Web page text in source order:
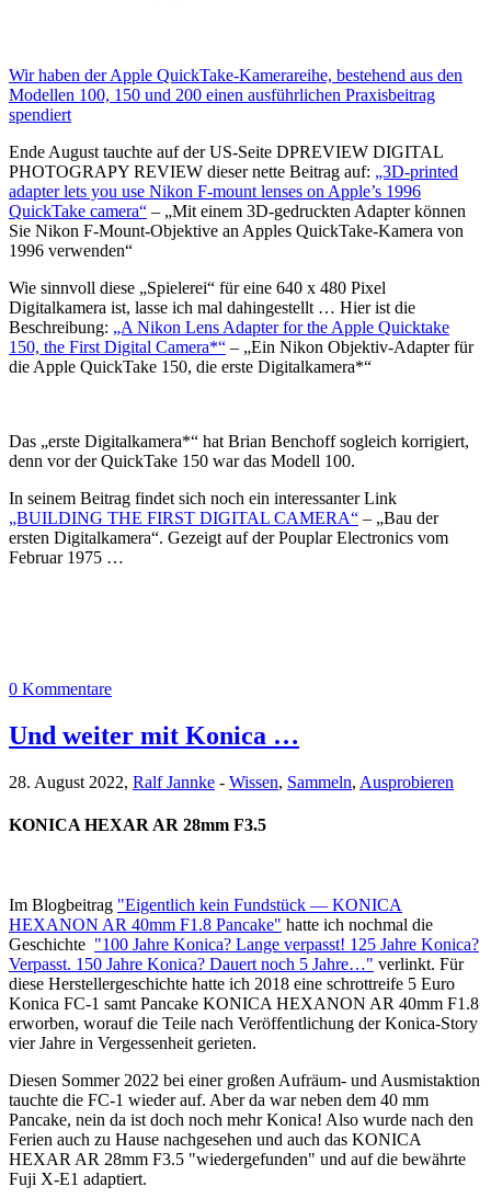
Wir haben der Apple QuickTake-Kamerareihe, bestehend aus den
Modellen 100, 150 und 200 einen ausführlichen Praxisbeitrag
spendiert
Ende August tauchte auf der US-Seite DPREVIEW DIGITAL
PHOTOGRAPY REVIEW dieser nette Beitrag auf: „3D-printed
adapter lets you use Nikon F-mount lenses on Apple’s 1996
QuickTake camera“ – „Mit einem 3D-gedruckten Adapter können
Sie Nikon F-Mount-Objektive an Apples QuickTake-Kamera von
1996 verwenden“
Wie sinnvoll diese „Spielerei“ für eine 640 x 480 Pixel
Digitalkamera ist, lasse ich mal dahingestellt … Hier ist die
Beschreibung: „A Nikon Lens Adapter for the Apple Quicktake
150, the First Digital Camera*“ – „Ein Nikon Objektiv-Adapter für
die Apple QuickTake 150, die erste Digitalkamera*“
Das „erste Digitalkamera*“ hat Brian Benchoff sogleich korrigiert,
denn vor der QuickTake 150 war das Modell 100.
In seinem Beitrag findet sich noch ein interessanter Link
„BUILDING THE FIRST DIGITAL CAMERA“ – „Bau der
ersten Digitalkamera“. Gezeigt auf der Pouplar Electronics vom
Februar 1975 …
0 Kommentare
Und weiter mit Konica …
28. August 2022, Ralf Jannke - Wissen, Sammeln, Ausprobieren
KONICA HEXAR AR 28mm F3.5
Im Blogbeitrag "Eigentlich kein Fundstück — KONICA
HEXANON AR 40mm F1.8 Pancake" hatte ich nochmal die
Geschichte "100 Jahre Konica? Lange verpasst! 125 Jahre Konica?
Verpasst. 150 Jahre Konica? Dauert noch 5 Jahre…" verlinkt. Für
diese Herstellergeschichte hatte ich 2018 eine schrottreife 5 Euro
Konica FC-1 samt Pancake KONICA HEXANON AR 40mm F1.8
erworben, worauf die Teile nach Veröffentlichung der Konica-Story
vier Jahre in Vergessenheit gerieten.
Diesen Sommer 2022 bei einer großen Aufräum- und Ausmistaktion
tauchte die FC-1 wieder auf. Aber da war neben dem 40 mm
Pancake, nein da ist doch noch mehr Konica! Also wurde nach den
Ferien auch zu Hause nachgesehen und auch das KONICA
HEXAR AR 28mm F3.5 "wiedergefunden" und auf die bewährte
Fuji X-E1 adaptiert.